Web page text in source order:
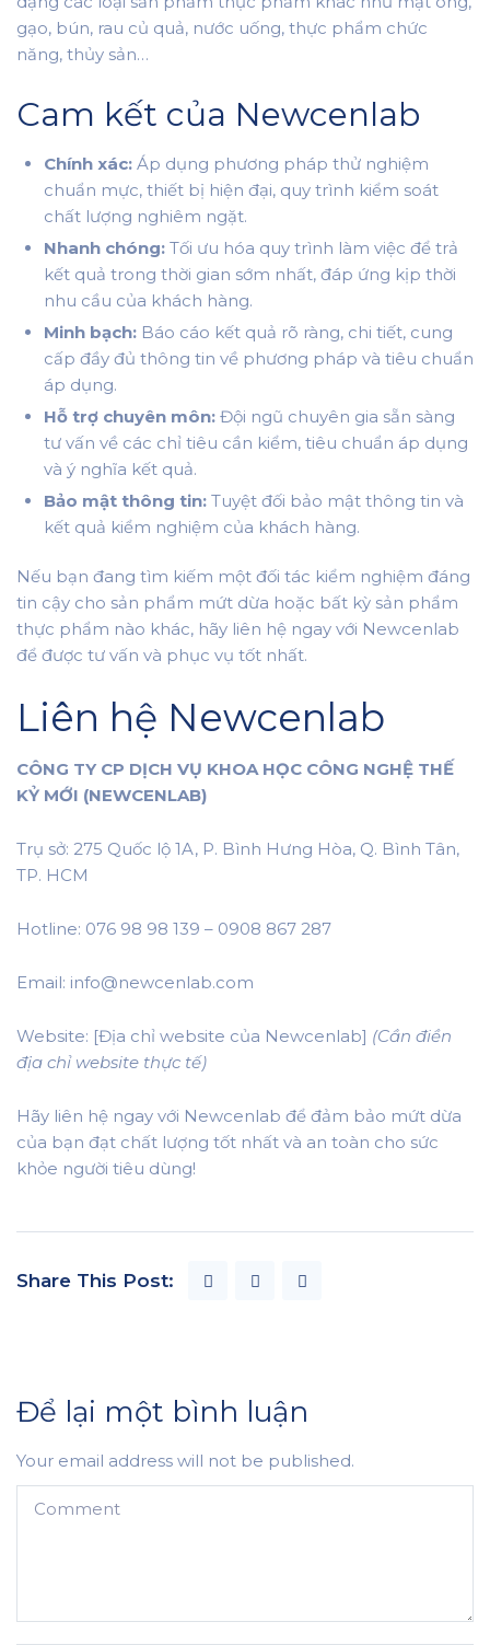
gạo, bún, rau củ quả, nước uống, thực phẩm chức
năng, thủy sản…
Cam kết của Newcenlab
Chính xác: Áp dụng phương pháp thử nghiệm
chuẩn mực, thiết bị hiện đại, quy trình kiểm soát
chất lượng nghiêm ngặt.
Nhanh chóng: Tối ưu hóa quy trình làm việc để trả
kết quả trong thời gian sớm nhất, đáp ứng kịp thời
nhu cầu của khách hàng.
Minh bạch: Báo cáo kết quả rõ ràng, chi tiết, cung
cấp đầy đủ thông tin về phương pháp và tiêu chuẩn
áp dụng.
Hỗ trợ chuyên môn: Đội ngũ chuyên gia sẵn sàng
tư vấn về các chỉ tiêu cần kiểm, tiêu chuẩn áp dụng
và ý nghĩa kết quả.
Bảo mật thông tin: Tuyệt đối bảo mật thông tin và
kết quả kiểm nghiệm của khách hàng.
Nếu bạn đang tìm kiếm một đối tác kiểm nghiệm đáng
tin cậy cho sản phẩm mứt dừa hoặc bất kỳ sản phẩm
thực phẩm nào khác, hãy liên hệ ngay với Newcenlab
để được tư vấn và phục vụ tốt nhất.
Liên hệ Newcenlab
CÔNG TY CP DỊCH VỤ KHOA HỌC CÔNG NGHỆ THẾ
KỶ MỚI (NEWCENLAB)
Trụ sở: 275 Quốc lộ 1A, P. Bình Hưng Hòa, Q. Bình Tân,
TP. HCM
Hotline: 076 98 98 139 – 0908 867 287
Email: info@newcenlab.com
Website: [Địa chỉ website của Newcenlab] (Cần điền
địa chỉ website thực tế)
Hãy liên hệ ngay với Newcenlab để đảm bảo mứt dừa
của bạn đạt chất lượng tốt nhất và an toàn cho sức
khỏe người tiêu dùng!
Share This Post:
Để lại một bình luận
Your email address will not be published.